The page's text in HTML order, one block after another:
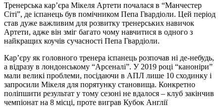
Тренерська кар’єра Мікеля Артети почалася в “Манчестер
Сіті”, де іспанець був помічником Пепа Гвардіоли. Цей період
став дуже важливим для розвитку тренерських навичок
Артети, адже він зміг багато чому навчитися в одного з
найкращих коучів сучасності Пепа Гвардіоли.
Кар’єру як головного тренера іспанець розпочав ні де-небудь,
а відразу в лондонському “Арсеналі”. У 2019 році “каноніри”
мали великі проблеми, посідаючи в АПЛ лише 10 сходинку і
запросили Мікеля для порятунку становища. Конкретно
поліпшити результат у тому сезоні не вдалося – клуб закінчив
чемпіонат на 8 місці, проте виграв Кубок Англії